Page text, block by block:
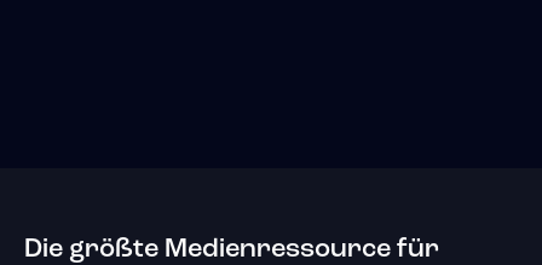
Die größte Medienressource für